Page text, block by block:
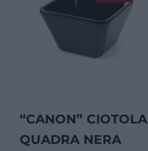
“CANON” CIOTOLA
QUADRA NERA